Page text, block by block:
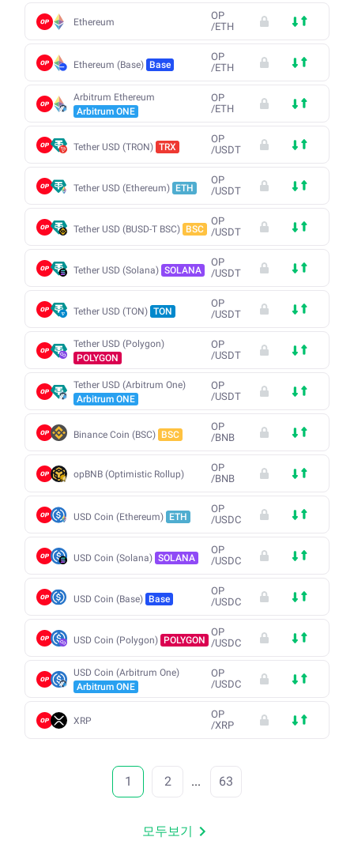
Ethereum
OP
/ETH
Ethereum (Base) Base
OP
/ETH
Arbitrum Ethereum
Arbitrum ONE
OP
/ETH
Tether USD (TRON) TRX
OP
/USDT
Tether USD (Ethereum) ETH
OP
/USDT
Tether USD (BUSD-T BSC) BSC
OP
/USDT
Tether USD (Solana) SOLANA
OP
/USDT
Tether USD (TON) TON
OP
/USDT
Tether USD (Polygon)
POLYGON
OP
/USDT
Tether USD (Arbitrum One)
Arbitrum ONE
OP
/USDT
Binance Coin (BSC) BSC
OP
/BNB
opBNB (Optimistic Rollup)
OP
/BNB
USD Coin (Ethereum) ETH
OP
/USDC
USD Coin (Solana) SOLANA
OP
/USDC
USD Coin (Base) Base
OP
/USDC
USD Coin (Polygon) POLYGON
OP
/USDC
USD Coin (Arbitrum One)
Arbitrum ONE
OP
/USDC
XRP
OP
/XRP
1 2 ... 63
모두보기